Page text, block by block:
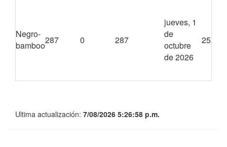
Negro-
bamboo287 0 287
jueves, 1
de
octubre
de 2026
2520
Ultima actualización: 7/08/2026 5:26:58 p.m.